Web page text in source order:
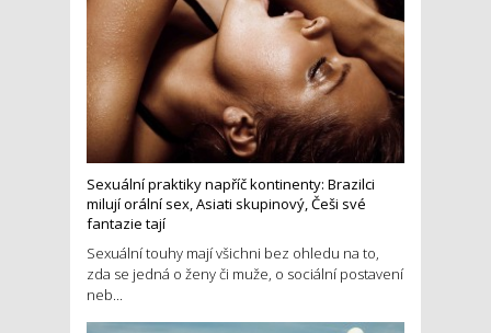
Sexuální praktiky napříč kontinenty: Brazilci
milují orální sex, Asiati skupinový, Češi své
fantazie tají
Sexuální touhy mají všichni bez ohledu na to,
zda se jedná o ženy či muže, o sociální postavení
neb...